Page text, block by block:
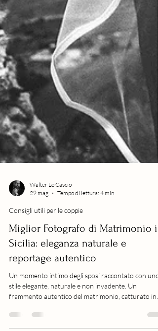
29 mag
Tempo di lettura: 4 min
Consigli utili per le coppie
Miglior Fotografo di Matrimonio in
Sicilia: eleganza naturale e
reportage autentico
Un momento intimo degli sposi raccontato con uno
frammento autentico del matrimonio, catturato in
bianco e nero.